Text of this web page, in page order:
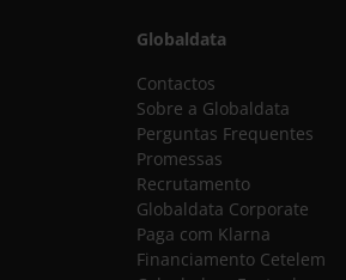
Globaldata
Contactos
Sobre a Globaldata
Perguntas Frequentes
Promessas
Recrutamento
Globaldata Corporate
Paga com Klarna
Financiamento Cetelem